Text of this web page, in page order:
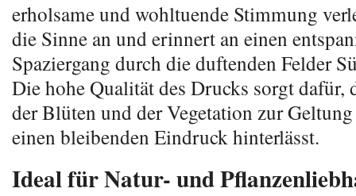
erholsame und wohltuende Stimmung
die Sinne an und erinnert an einen
Spaziergang durch die duftenden Felder
Die hohe Qualität des Drucks sorgt dafür,
der Blüten und der Vegetation zur
einen bleibenden Eindruck hinterlässt.
Ideal für Natur- und